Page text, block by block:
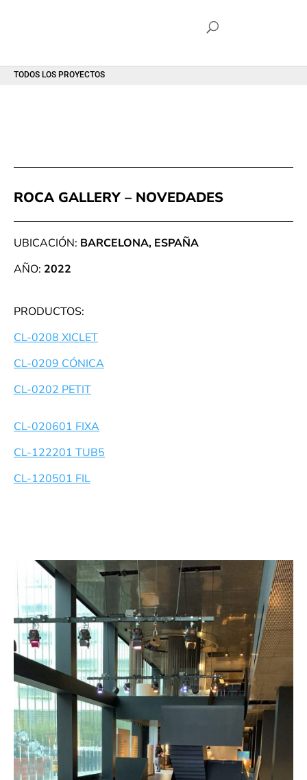
TODOS LOS PROYECTOS
ROCA GALLERY – NOVEDADES
UBICACIÓN: BARCELONA, ESPAÑA
AÑO: 2022
PRODUCTOS:
CL-0208 XICLET
CL-0209 CÓNICA
CL-0202 PETIT
CL-020601 FIXA
CL-122201 TUB5
CL-120501 FIL